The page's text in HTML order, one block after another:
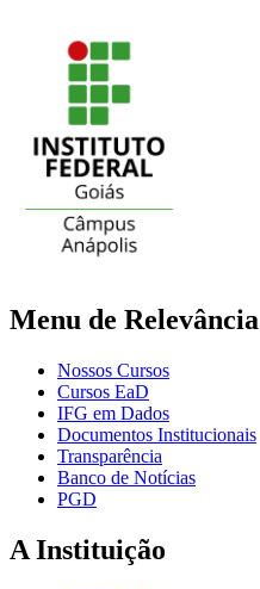
Menu de Relevância
Nossos Cursos
Cursos EaD
IFG em Dados
Documentos Institucionais
Transparência
Banco de Notícias
PGD
A Instituição